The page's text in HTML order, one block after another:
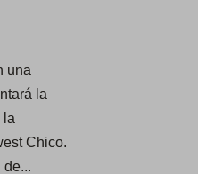
una
la
la
Chico.
de...